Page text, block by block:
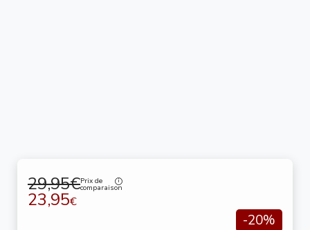
29,95€Prix de
comparaison
23,95€
-20%